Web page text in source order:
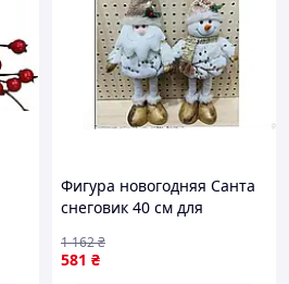
Фигура новогодняя Санта
снеговик 40 см для
праздничного декора
581 ₴
1 162₴